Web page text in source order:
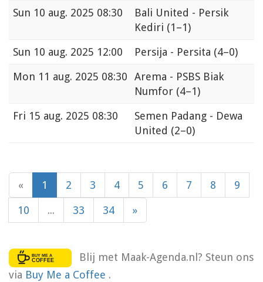
Sun 10 aug. 2025 08:30
Bali United - Persik
Kediri (1–1)
Sun 10 aug. 2025 12:00 Persija - Persita (4–0)
Mon 11 aug. 2025 08:30
Arema - PSBS Biak
Numfor (4–1)
Fri 15 aug. 2025 08:30
Semen Padang - Dewa
United (2–0)
« 1 2 3 4 5 6 7 8 9
10 ... 33 34 »
Blij met Maak-Agenda.nl? Steun ons
via Buy Me a Coffee .